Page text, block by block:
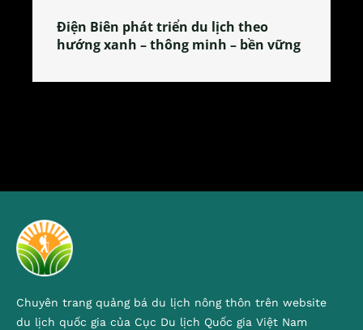
Làng làm bánh tẻ Phú Nhi – nơi lan
tỏa đặc sản xứ Đoài
Chuyên trang quảng bá du lịch nông thôn trên website
du lịch quốc gia của Cục Du lịch Quốc gia Việt Nam